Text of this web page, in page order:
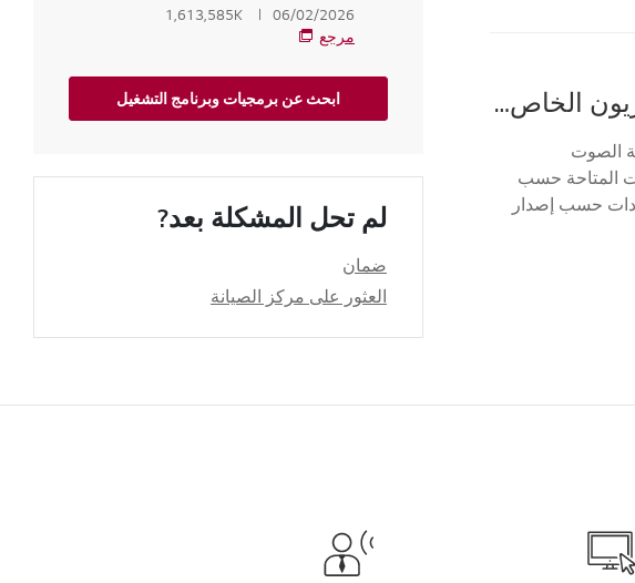
[تلفزيون إل جي] كيف يمكنني تغيير لغة التلفزيون الخاص بي؟
الصوت
المتاحة حسب
حسب إصدار
06/02/2026
1,613,585K
مرجع
ابحث عن برمجيات وبرنامج التشغيل
لم تحل المشكلة بعد?
ضمان
العثور على مركز الصيانة